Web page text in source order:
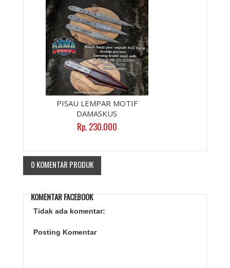
PISAU LEMPAR MOTIF
DAMASKUS
Rp. 230.000
0 KOMENTAR PRODUK
KOMENTAR FACEBOOK
Tidak ada komentar:
Posting Komentar